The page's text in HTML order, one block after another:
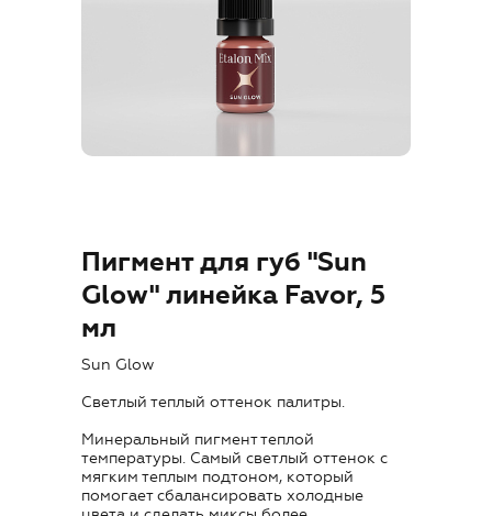
Где купить
Обучение
+7 (800) 707-50-92
Пигмент для губ "Sun
Glow" линейка Favor, 5
мл
Sun Glow
Светлый теплый оттенок палитры.
Минеральный пигмент теплой
температуры. Самый светлый оттенок с
мягким теплым подтоном, который
помогает сбалансировать холодные